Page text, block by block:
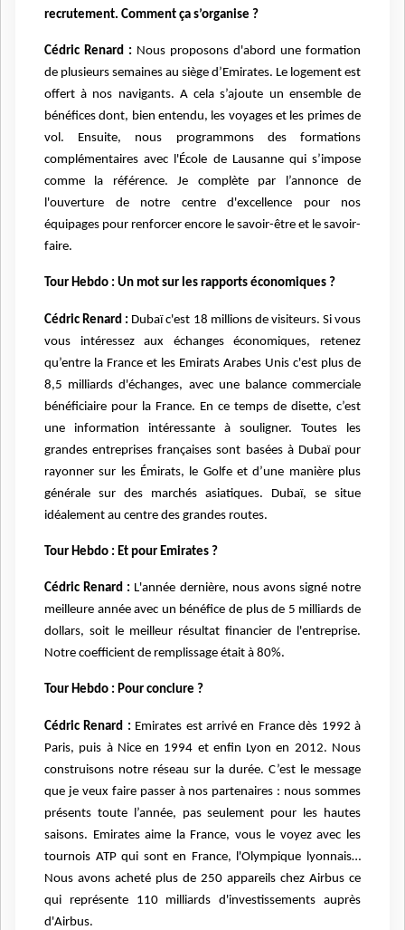
recrutement. Comment ça s’organise ?
Cédric Renard : Nous proposons d'abord une formation
de plusieurs semaines au siège d’Emirates. Le logement est
offert à nos navigants. A cela s’ajoute un ensemble de
bénéfices dont, bien entendu, les voyages et les primes de
vol. Ensuite, nous programmons des formations
complémentaires avec l'École de Lausanne qui s’impose
comme la référence. Je complète par l’annonce de
l'ouverture de notre centre d'excellence pour nos
équipages pour renforcer encore le savoir-être et le savoir-
faire.
Tour Hebdo : Un mot sur les rapports économiques ?
Cédric Renard : Dubaï c'est 18 millions de visiteurs. Si vous
vous intéressez aux échanges économiques, retenez
qu’entre la France et les Emirats Arabes Unis c'est plus de
8,5 milliards d'échanges, avec une balance commerciale
bénéficiaire pour la France. En ce temps de disette, c’est
une information intéressante à souligner. Toutes les
grandes entreprises françaises sont basées à Dubaï pour
rayonner sur les Émirats, le Golfe et d’une manière plus
générale sur des marchés asiatiques. Dubaï, se situe
idéalement au centre des grandes routes.
Tour Hebdo : Et pour Emirates ?
Cédric Renard : L'année dernière, nous avons signé notre
meilleure année avec un bénéfice de plus de 5 milliards de
dollars, soit le meilleur résultat financier de l'entreprise.
Notre coefficient de remplissage était à 80%.
Tour Hebdo : Pour conclure ?
Cédric Renard : Emirates est arrivé en France dès 1992 à
Paris, puis à Nice en 1994 et enfin Lyon en 2012. Nous
construisons notre réseau sur la durée. C’est le message
que je veux faire passer à nos partenaires : nous sommes
présents toute l’année, pas seulement pour les hautes
saisons. Emirates aime la France, vous le voyez avec les
tournois ATP qui sont en France, l'Olympique lyonnais…
Nous avons acheté plus de 250 appareils chez Airbus ce
qui représente 110 milliards d'investissements auprès
d'Airbus.